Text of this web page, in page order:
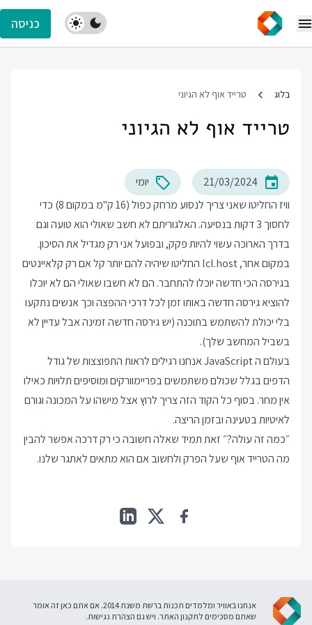
כניסה
בלוג טרייד אוף לא הגיוני
טרייד אוף לא הגיוני
21/03/2024
יומי
וויז החליטו שאני צריך לנסוע מרחק כפול (16 ק"מ במקום 8) כדי
לחסוך 3 דקות בנסיעה. האלגוריתם לא חשב שאולי הוא טועה וגם
בדרך הארוכה עשוי להיות פקק, ובפועל אני רק מגדיל את הסיכון.
במקום אחר, lcl.host החליטו שיהיה להם יותר קל אם רק קלאיינטים
בגירסה הכי חדשה יוכלו להתחבר. הם לא חשבו שאולי הם לא יוכלו
להוציא גירסה חדשה באותו זמן לכל דרכי ההפצה וכך אנשים נתקעו
בלי יכולת להשתמש בתוכנה (יש גירסה חדשה זמינה אבל עדיין לא
בשביל המחשב שלך).
בעולם ה JavaScript אנחנו רגילים לראות התפוצצות של גודל
הדפים בגלל שכולם משתמשים בפריימוורקים ומוסיפים תלויות כאילו
אין מחר. בסוף כל הקוד הזה צריך לרוץ אצל מישהו על המכונה וגורם
לאיטיות בטעינה ובזמן הריצה.
״כמה זה עולה?״ זאת תמיד שאלה חשובה כי רק דרכה אפשר להבין
מה הטרייד אוף שעל הפרק ולחשוב אם הוא מתאים לאתגר שלנו.
אנחנו באוויר ומלמדים תכנות ברשת משנת 2014. אם אתם כאן זה אומר
שאתם מסכימים לתקנון האתר. ויש גם הצהרת נגישות.